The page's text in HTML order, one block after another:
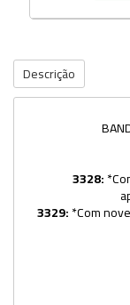
Descrição
3328:
3329:*Com